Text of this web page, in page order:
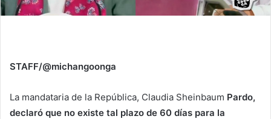
STAFF/@michangoonga
La mandataria de la República, Claudia Sheinbaum Pardo,
declaró que no existe tal plazo de 60 días para la